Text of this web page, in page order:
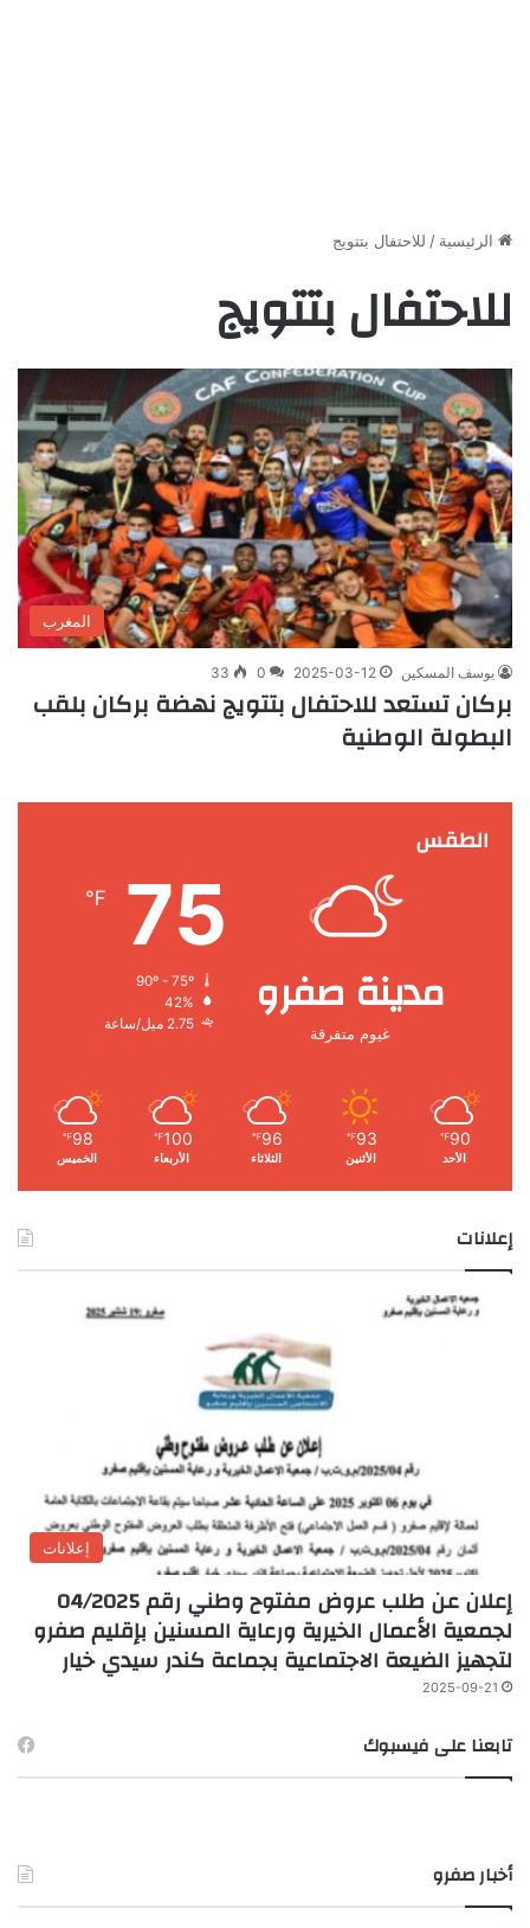
الرئيسية / للاحتفال بتتويج
للاحتفال بتتويج
المغرب
يوسف المسكين 2025-03-12
0
33
بركان تستعد للاحتفال بتتويج نهضة بركان بلقب
البطولة الوطنية
الطقس
مدينة صفرو
غيوم متفرقة
75
℉
42%
2.75 ميل/ساعة
90
℉
الأحد
93
℉
الأثنين
96
℉
الثلاثاء
100
℉
الأربعاء
98
℉
الخميس
إعلانات
إعلانات
إعلان عن طلب عروض مفتوح وطني رقم 04/2025
لجمعية الأعمال الخيرية ورعاية المسنين بإقليم صفرو
لتجهيز الضيعة الاجتماعية بجماعة كندر سيدي خيار
2025-09-21
تابعنا على فيسبوك
أخبار صفرو